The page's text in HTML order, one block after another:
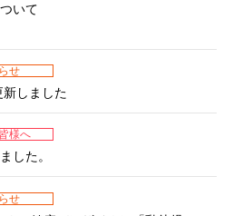
いて
せ
しました
様へ
した。
せ